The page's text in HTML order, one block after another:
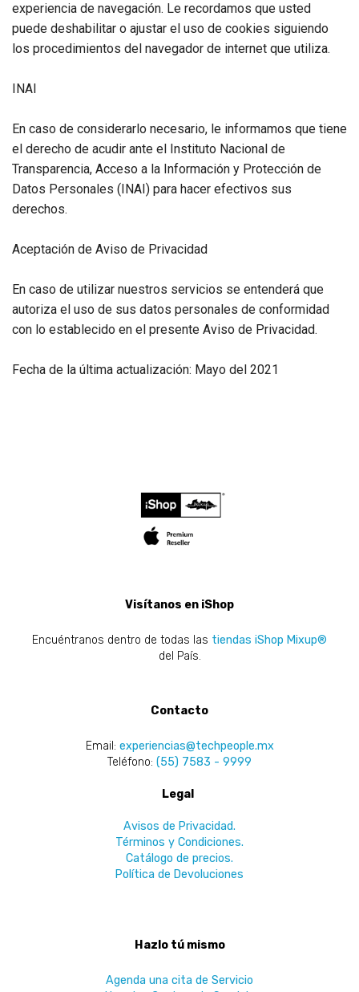
experiencia de navegación. Le recordamos que usted
puede deshabilitar o ajustar el uso de cookies siguiendo
los procedimientos del navegador de internet que utiliza.
INAI
En caso de considerarlo necesario, le informamos que tiene
el derecho de acudir ante el Instituto Nacional de
Transparencia, Acceso a la Información y Protección de
Datos Personales (INAI) para hacer efectivos sus
derechos.
Aceptación de Aviso de Privacidad
En caso de utilizar nuestros servicios se entenderá que
autoriza el uso de sus datos personales de conformidad
con lo establecido en el presente Aviso de Privacidad.
Fecha de la última actualización: Mayo del 2021
Visítanos en iShop
Encuéntranos dentro de todas las tiendas iShop Mixup®
del País.
Contacto
Email: experiencias@techpeople.mx
Teléfono: (55) 7583 - 9999
Legal
Avisos de Privacidad.
Términos y Condiciones.
Catálogo de precios.
Política de Devoluciones
Hazlo tú mismo
Agenda una cita de Servicio